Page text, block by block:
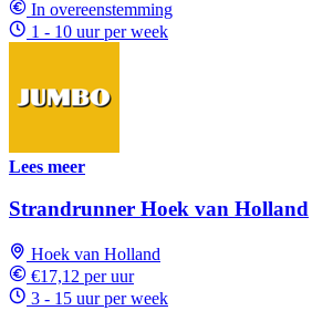
In overeenstemming
1 - 10 uur per week
Lees meer
Strandrunner Hoek van Holland
Hoek van Holland
€17,12 per uur
3 - 15 uur per week